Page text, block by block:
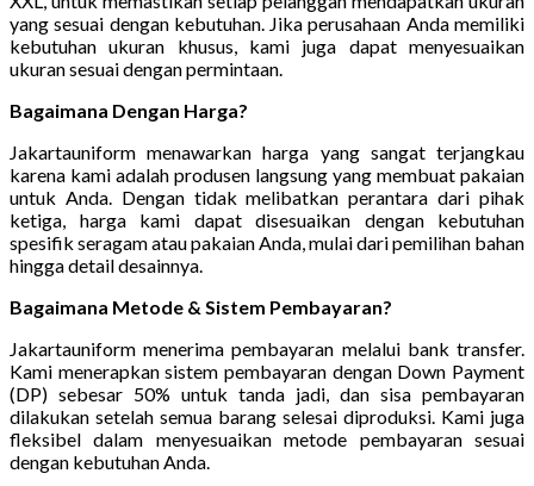
yang sesuai dengan kebutuhan. Jika perusahaan Anda memiliki
kebutuhan ukuran khusus, kami juga dapat menyesuaikan
ukuran sesuai dengan permintaan.
Bagaimana Dengan Harga?
Jakartauniform menawarkan harga yang sangat terjangkau
karena kami adalah produsen langsung yang membuat pakaian
untuk Anda. Dengan tidak melibatkan perantara dari pihak
ketiga, harga kami dapat disesuaikan dengan kebutuhan
spesifik seragam atau pakaian Anda, mulai dari pemilihan bahan
hingga detail desainnya.
Bagaimana Metode & Sistem Pembayaran?
Jakartauniform menerima pembayaran melalui bank transfer.
Kami menerapkan sistem pembayaran dengan Down Payment
(DP) sebesar 50% untuk tanda jadi, dan sisa pembayaran
dilakukan setelah semua barang selesai diproduksi. Kami juga
fleksibel dalam menyesuaikan metode pembayaran sesuai
dengan kebutuhan Anda.